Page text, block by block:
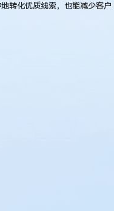
转化优质线索，也能减少客户